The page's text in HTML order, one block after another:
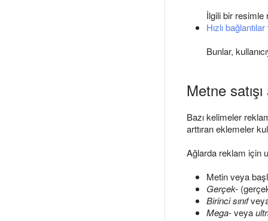
İlgili bir resimle
Hızlı bağlantılar
Bunlar,
Metne
Bazı kelimeler
arttıran eklemeler
Ağlarda reklam için
Metin veya
Gerçek-
Birinci sınıf
Mega-veya